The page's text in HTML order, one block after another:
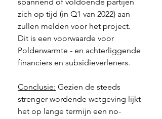
spannend of voldoende partijen
zich op tijd (in Q1 van 2022) aan
zullen melden voor het project.
Dit is een voorwaarde voor
Polderwarmte - en achterliggende
financiers en subsidieverleners.
Conclusie: Gezien de steeds
strenger wordende wetgeving lijkt
het op lange termijn een no-